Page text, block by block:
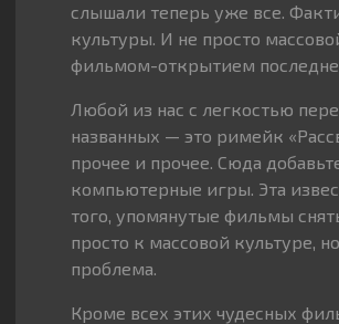
слышали теперь уже все.
культуры. И не просто
фильмом-открытием
Любой из нас с легкостью
названных — это римейк
прочее и прочее. Сюда
компьютерные игры. Эта
того, упомянутые фильмы
просто к массовой культуре,
проблема.
Кроме всех этих чудесных